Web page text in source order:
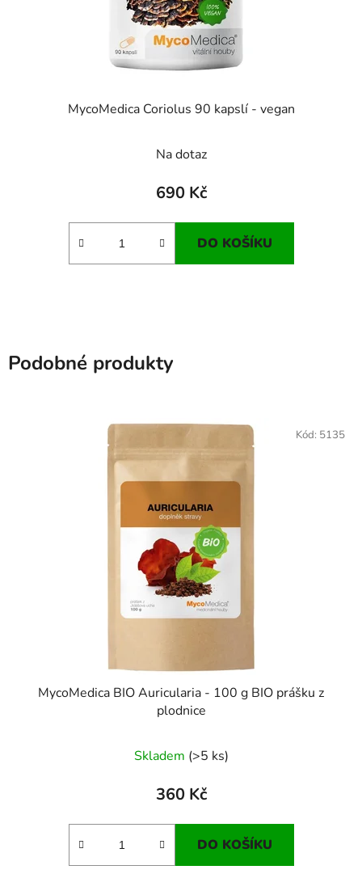
MycoMedica Coriolus 90 kapslí - vegan
Na dotaz
690 Kč
DO KOŠÍKU
Podobné produkty
MycoMedica BIO Auricularia - 100 g BIO prášku z
plodnice
Skladem (>5 ks)
360 Kč
DO KOŠÍKU
Kód: 5135